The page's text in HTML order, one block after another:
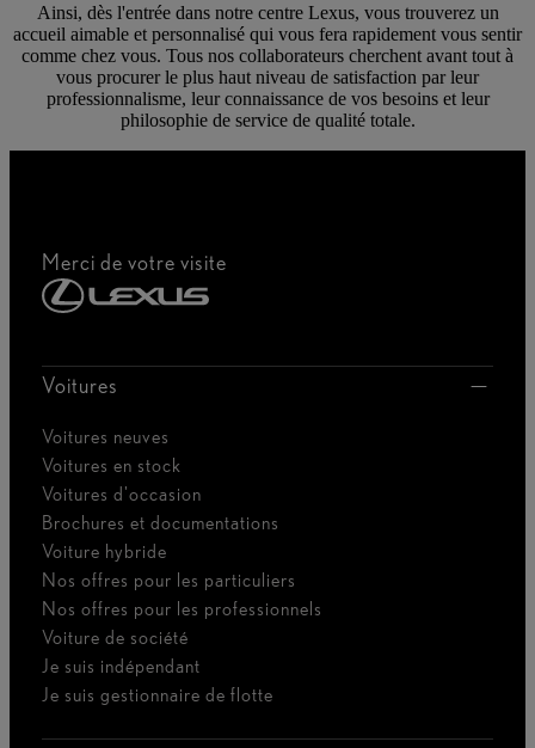
Ainsi, dès l'entrée dans notre centre Lexus, vous trouverez un
accueil aimable et personnalisé qui vous fera rapidement vous sentir
comme chez vous. Tous nos collaborateurs cherchent avant tout à
vous procurer le plus haut niveau de satisfaction par leur
professionnalisme, leur connaissance de vos besoins et leur
philosophie de service de qualité totale.
Merci de votre visite
Voitures
Voitures neuves
Voitures en stock
Voitures d'occasion
Brochures et documentations
Voiture hybride
Nos offres pour les particuliers
Nos offres pour les professionnels
Voiture de société
Je suis indépendant
Je suis gestionnaire de flotte